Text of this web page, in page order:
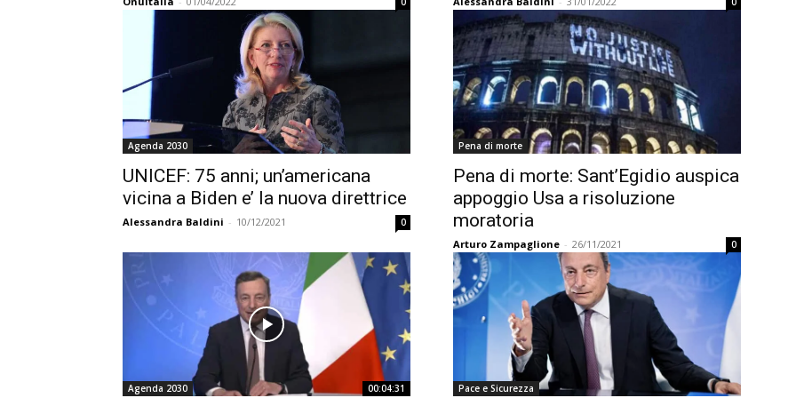
Agenda 2030
UNICEF: 75 anni; un’americana
vicina a Biden e’ la nuova direttrice
Alessandra Baldini - 10/12/2021 0
Pena di morte
Pena di morte: Sant’Egidio auspica
appoggio Usa a risoluzione
moratoria
Arturo Zampaglione - 26/11/2021 0
Agenda 2030 00:04:31 Pace e Sicurezza